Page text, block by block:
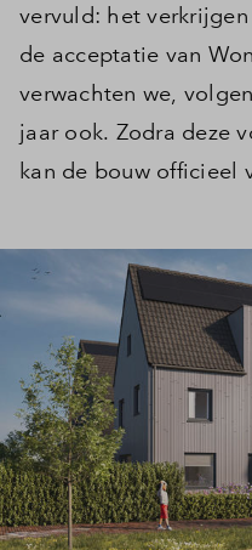
vervuld: het
de acceptatie van
verwachten we,
jaar ook. Zodra deze
kan de bouw officieel